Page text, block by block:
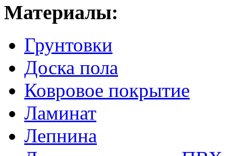
Материалы:
Грунтовки
Доска пола
Ковровое покрытие
Ламинат
Лепнина